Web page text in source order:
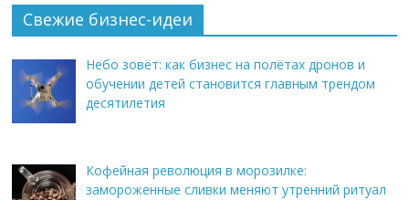
Свежие бизнес-идеи
Небо зовёт: как бизнес на полётах дронов и
обучении детей становится главным трендом
десятилетия
Кофейная революция в морозилке:
замороженные сливки меняют утренний ритуал